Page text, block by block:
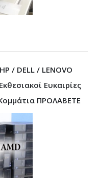
/ DELL / LENOVO
Ευκαιρίες
ΠΡΟΛΑΒΕΤΕ